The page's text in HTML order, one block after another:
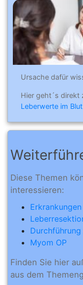
Ursache dafür
Hier geht´s direkt
Leberwerte im Blut
Diese Themen
interessieren:
Myom OP
Finden Sie hier
aus dem